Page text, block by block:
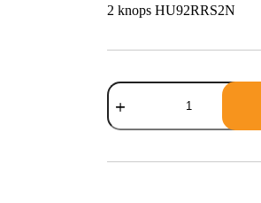
2 knops HU92RRS2N
BMW
knops
HU92RRS2N